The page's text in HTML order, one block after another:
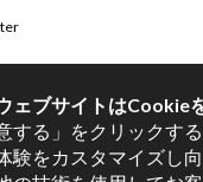
ェブサイトはCookie
する」をクリックす
験をカスタマイズし